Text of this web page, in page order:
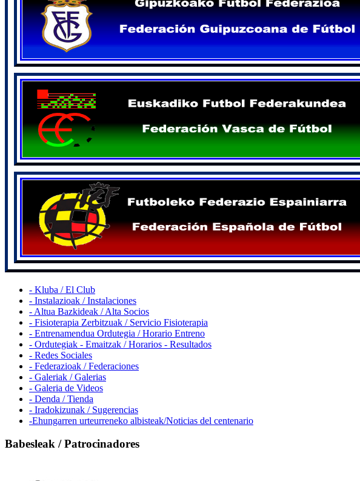
- Kluba / El Club
- Instalazioak / Instalaciones
- Altua Bazkideak / Alta Socios
- Fisioterapia Zerbitzuak / Servicio Fisioterapia
- Entrenamendua Ordutegia / Horario Entreno
- Ordutegiak - Emaitzak / Horarios - Resultados
- Redes Sociales
- Federazioak / Federaciones
- Galeriak / Galerias
- Galeria de Videos
- Denda / Tienda
- Iradokizunak / Sugerencias
-Ehungarren urteurreneko albisteak/Noticias del centenario
Babesleak / Patrocinadores